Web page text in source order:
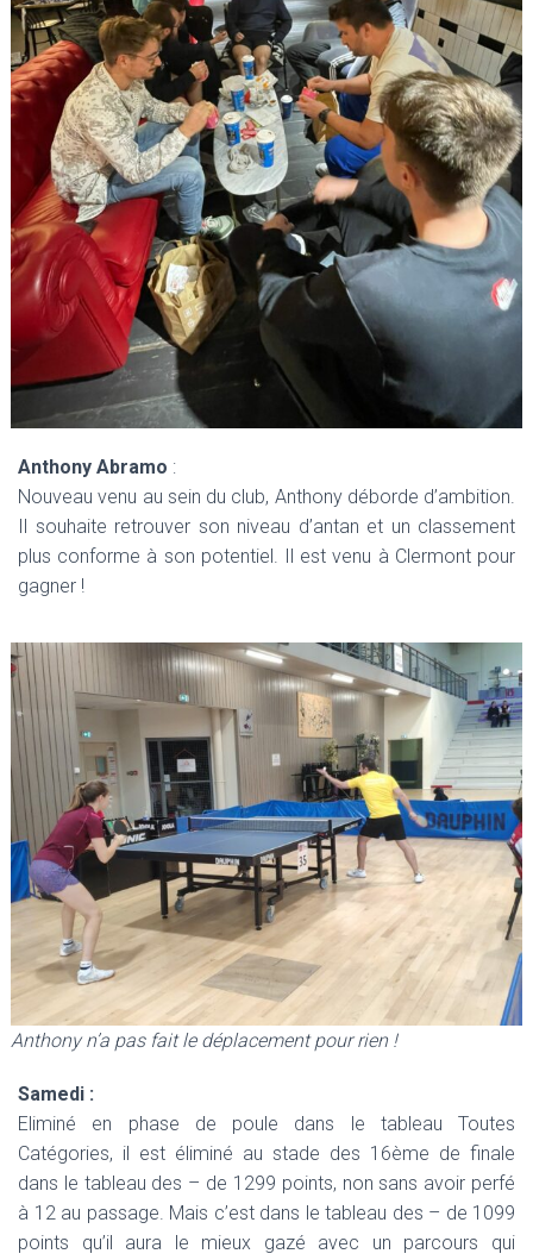
Anthony Abramo :
Nouveau venu au sein du club, Anthony déborde d’ambition.
Il souhaite retrouver son niveau d’antan et un classement
plus conforme à son potentiel. Il est venu à Clermont pour
gagner !
Anthony n’a pas fait le déplacement pour rien !
Samedi :
Eliminé en phase de poule dans le tableau Toutes
Catégories, il est éliminé au stade des 16ème de finale
dans le tableau des – de 1299 points, non sans avoir perfé
à 12 au passage. Mais c’est dans le tableau des – de 1099
points qu’il aura le mieux gazé avec un parcours qui